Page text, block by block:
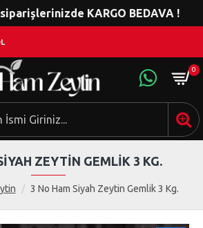
KARGO BEDAVA !
0
3 No Ham Siyah Zeytin Gemlik 3 Kg.
ZEYTIN GEMLIK 3 KG.